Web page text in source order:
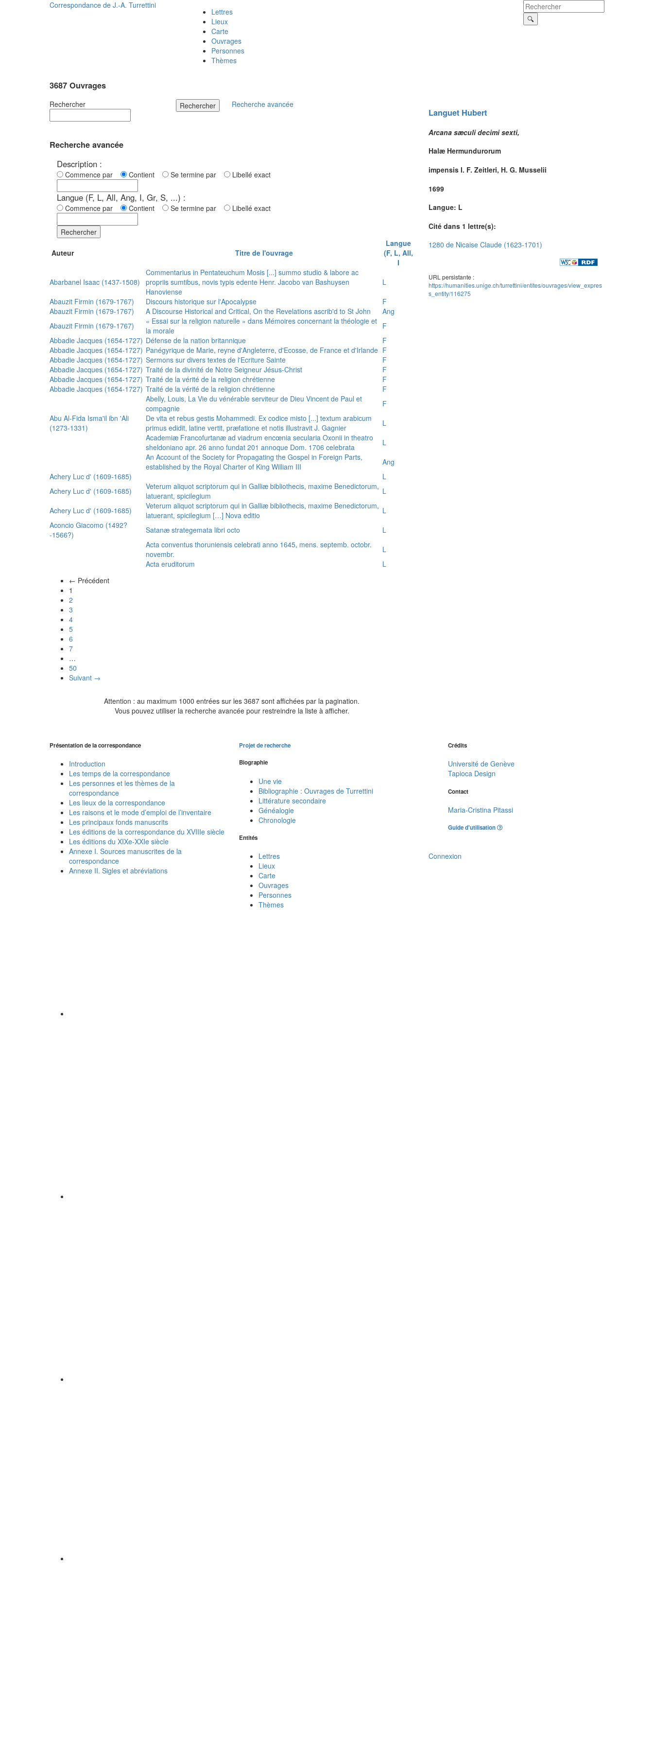
Correspondance de J.-A. Turrettini
Lettres
Lieux
Carte
Ouvrages
Personnes
Thèmes
3687 Ouvrages
Rechercher Rechercher Recherche avancée
Recherche avancée
Description :
Commence par Contient Se termine par Libellé exact
Langue (F, L, All, Ang, I, Gr, S, ...) :
Commence par Contient Se termine par Libellé exact
Rechercher
Auteur Titre de l'ouvrage
Langue
(F, L, All,
I
Abarbanel Isaac (1437-1508)
Commentarius in Pentateuchum Mosis [...] summo studio & labore ac
propriis sumtibus, novis typis edente Henr. Jacobo van Bashuysen
Hanoviense
L
Abauzit Firmin (1679-1767)
Discours historique sur l'Apocalypse
F
Abauzit Firmin (1679-1767)
A Discourse Historical and Critical, On the Revelations ascrib'd to St John
Ang
Abauzit Firmin (1679-1767)
« Essai sur la religion naturelle » dans Mémoires concernant la théologie et
la morale
F
Abbadie Jacques (1654-1727) Défense de la nation britannique
F
Abbadie Jacques (1654-1727) Panégyrique de Marie, reyne d'Angleterre, d'Ecosse, de France et d'Irlande F
Abbadie Jacques (1654-1727) Sermons sur divers textes de l'Ecriture Sainte
F
Abbadie Jacques (1654-1727) Traité de la divinité de Notre Seigneur Jésus-Christ
F
Abbadie Jacques (1654-1727) Traité de la vérité de la religion chrétienne
F
Abbadie Jacques (1654-1727) Traité de la vérité de la religion chrétienne
F
Abelly, Louis, La Vie du vénérable serviteur de Dieu Vincent de Paul et
compagnie
F
Abu Al-Fida Isma'il ibn 'Ali
(1273-1331)
De vita et rebus gestis Mohammedi. Ex codice misto [...] textum arabicum
primus edidit, latine vertit, præfatione et notis illustravit J. Gagnier
L
Academiæ Francofurtanæ ad viadrum encœnia secularia Oxonii in theatro
sheldoniano apr. 26 anno fundat 201 annoque Dom. 1706 celebrata
L
An Account of the Society for Propagating the Gospel in Foreign Parts,
established by the Royal Charter of King William III
Ang
Achery Luc d' (1609-1685)
L
Achery Luc d' (1609-1685)
Veterum aliquot scriptorum qui in Galliæ bibliothecis, maxime Benedictorum,
latuerant, spicilegium
L
Achery Luc d' (1609-1685)
Veterum aliquot scriptorum qui in Galliæ bibliothecis, maxime Benedictorum,
latuerant, spicilegium […] Nova editio
L
Aconcio Giacomo (1492?
-1566?)
Satanæ strategemata libri octo
L
Acta conventus thoruniensis celebrati anno 1645, mens. septemb. octobr.
novembr.
L
Acta eruditorum
L
← Précédent
1
2
3
4
5
6
7
…
50
Suivant →
Attention : au maximum 1000 entrées sur les 3687 sont affichées par la pagination.
Vous pouvez utiliser la recherche avancée pour restreindre la liste à afficher.
Languet Hubert
Arcana sæculi decimi sexti,
Halæ Hermundurorum
impensis I. F. Zeitleri, H. G. Musselii
1699
Langue: L
Cité dans 1 lettre(s):
1280 de Nicaise Claude (1623-1701)
URL persistante :
https://humanities.unige.ch/turrettini/entites/ouvrages/view_expres
s_entity/116275
Présentation de la correspondance
Introduction
Les temps de la correspondance
Les personnes et les thèmes de la
correspondance
Les lieux de la correspondance
Les raisons et le mode d’emploi de l’inventaire
Les principaux fonds manuscrits
Les éditions de la correspondance du XVIIIe siècle
Les éditions du XIXe-XXIe siècle
Annexe I. Sources manuscrites de la
correspondance
Annexe II. Sigles et abréviations
Projet de recherche
Biographie
Une vie
Bibliographie : Ouvrages de Turrettini
Littérature secondaire
Généalogie
Chronologie
Entités
Lettres
Lieux
Carte
Ouvrages
Personnes
Thèmes
Crédits
Université de Genève
Tapioca Design
Contact
Maria-Cristina Pitassi
Guide d'utilisation
Connexion